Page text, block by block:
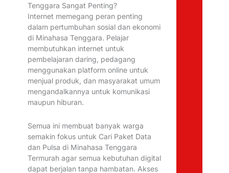
Tenggara Sangat Penting?
Internet memegang peran penting
dalam pertumbuhan sosial dan ekonomi
di Minahasa Tenggara. Pelajar
membutuhkan internet untuk
pembelajaran daring, pedagang
menggunakan platform online untuk
menjual produk, dan masyarakat umum
mengandalkannya untuk komunikasi
maupun hiburan.
Semua ini membuat banyak warga
semakin fokus untuk Cari Paket Data
dan Pulsa di Minahasa Tenggara
Termurah agar semua kebutuhan digital
dapat berjalan tanpa hambatan. Akses